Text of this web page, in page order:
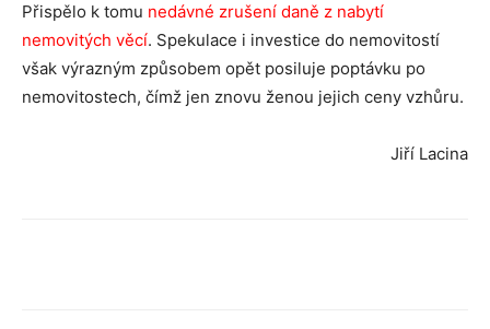
Přispělo k tomu nedávné zrušení daně z nabytí
nemovitých věcí. Spekulace i investice do nemovitostí
však výrazným způsobem opět posiluje poptávku po
nemovitostech, čímž jen znovu ženou jejich ceny vzhůru.
Jiří Lacina